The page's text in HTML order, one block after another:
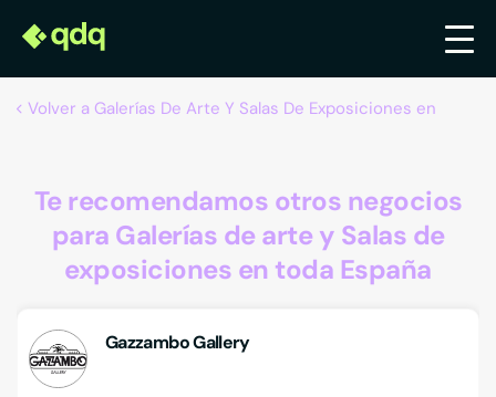
Volver a Galerías De Arte Y Salas De Exposiciones en
Te recomendamos otros negocios
para Galerías de arte y Salas de
exposiciones en toda España
Gazzambo Gallery